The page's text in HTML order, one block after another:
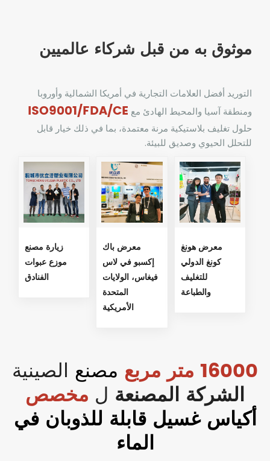
موثوق به من قبل شركاء عالميين
التوريد أفضل العلامات التجارية في أمريكا الشمالية وأوروبا
ومنطقة آسيا والمحيط الهادئ مع ISO9001/FDA/CE
حلول تغليف بلاستيكية مرنة معتمدة، بما في ذلك خيار قابل
للتحلل الحيوي وصديق للبيئة.
زيارة مصنع
موزع عبوات
الفنادق
معرض باك
إكسبو في لاس
فيغاس، الولايات
المتحدة
الأمريكية
معرض هونغ
كونغ الدولي
للتغليف
والطباعة
16000 متر مربع مصنع الصينية
الشركة المصنعة ل مخصص
أكياس غسيل قابلة للذوبان في
الماء